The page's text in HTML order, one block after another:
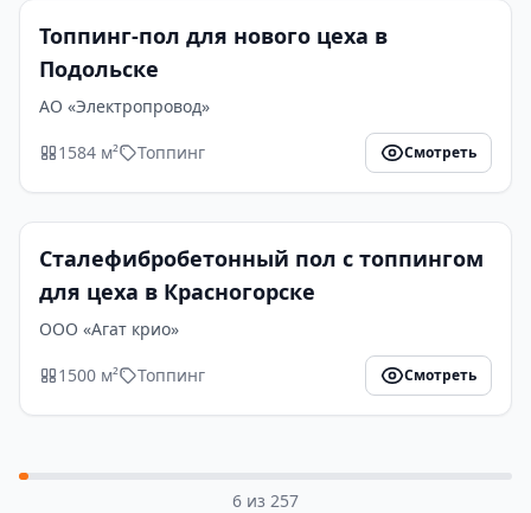
Топпинг-пол для нового цеха в
Подольске
АО «Электропровод»
1584 м² Топпинг Смотреть
Сталефибробетонный пол с топпингом
для цеха в Красногорске
ООО «Агат крио»
1500 м² Топпинг Смотреть
6 из 257